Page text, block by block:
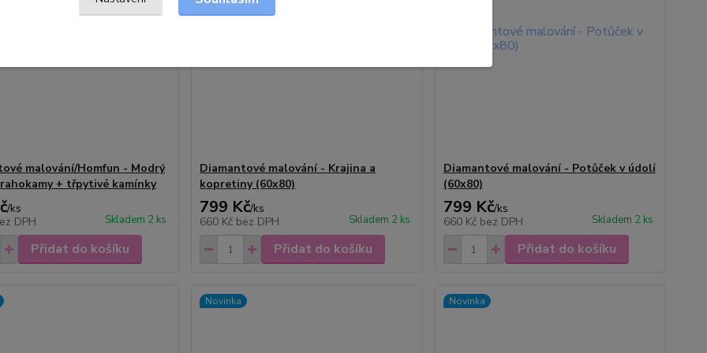
malování/Homfun - Modrý
+ třpytivé kamínky
/ks
DPH
Skladem 2 ks
Přidat do košíku
Diamantové malování - Krajina a
kopretiny (60x80)
799 Kč/ks
660 Kč bez DPH Skladem 2 ks
Přidat do košíku
Diamantové malování - Potůček v údolí
(60x80)
799 Kč/ks
660 Kč bez DPH Skladem 2 ks
Přidat do košíku
Novinka Novinka